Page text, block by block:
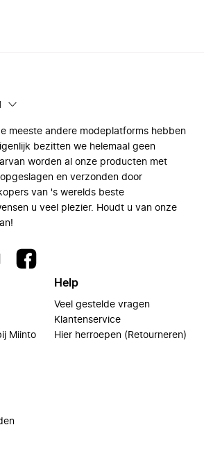
meeste andere modeplatforms hebben
bezitten we helemaal geen
worden al onze producten met
en verzonden door
van 's werelds beste
u veel plezier. Houdt u van onze
Miinto
Help
Veel gestelde vragen
Klantenservice
Hier herroepen (Retourneren)